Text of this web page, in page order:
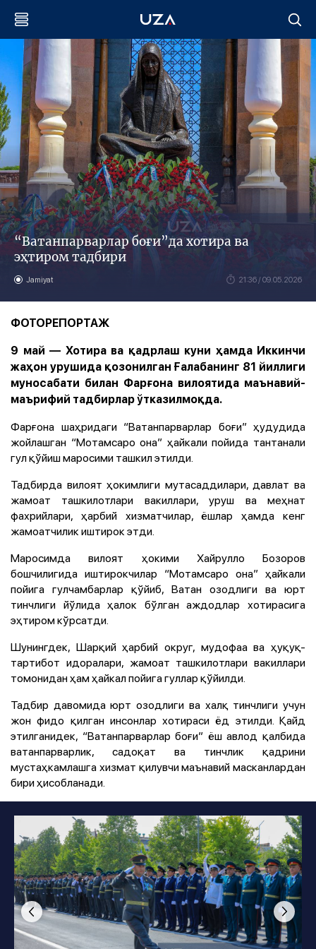
“Ватанпарварлар боғи”да хотира ва
эҳтиром тадбири
Jamiyat 21:36 / 09.05.2026
ФОТОРЕПОРТАЖ
9 май — Хотира ва қадрлаш куни ҳамда Иккинчи
жаҳон урушида қозонилган Ғалабанинг 81 йиллиги
муносабати билан Фарғона вилоятида маънавий-
маърифий тадбирлар ўтказилмоқда.
Фарғона шаҳридаги “Ватанпарварлар боғи” ҳудудида
жойлашган “Мотамсаро она” ҳайкали пойида тантанали
гул қўйиш маросими ташкил этилди.
Тадбирда вилоят ҳокимлиги мутасаддилари, давлат ва
жамоат ташкилотлари вакиллари, уруш ва меҳнат
фахрийлари, ҳарбий хизматчилар, ёшлар ҳамда кенг
жамоатчилик иштирок этди.
Маросимда вилоят ҳокими Хайрулло Бозоров
бошчилигида иштирокчилар “Мотамсаро она” ҳайкали
пойига гулчамбарлар қўйиб, Ватан озодлиги ва юрт
тинчлиги йўлида ҳалок бўлган аждодлар хотирасига
эҳтиром кўрсатди.
Шунингдек, Шарқий ҳарбий округ, мудофаа ва ҳуқуқ-
тартибот идоралари, жамоат ташкилотлари вакиллари
томонидан ҳам ҳайкал пойига гуллар қўйилди.
Тадбир давомида юрт озодлиги ва халқ тинчлиги учун
жон фидо қилган инсонлар хотираси ёд этилди. Қайд
этилганидек, “Ватанпарварлар боғи” ёш авлод қалбида
ватанпарварлик, садоқат ва тинчлик қадрини
мустаҳкамлашга хизмат қилувчи маънавий масканлардан
бири ҳисобланади.